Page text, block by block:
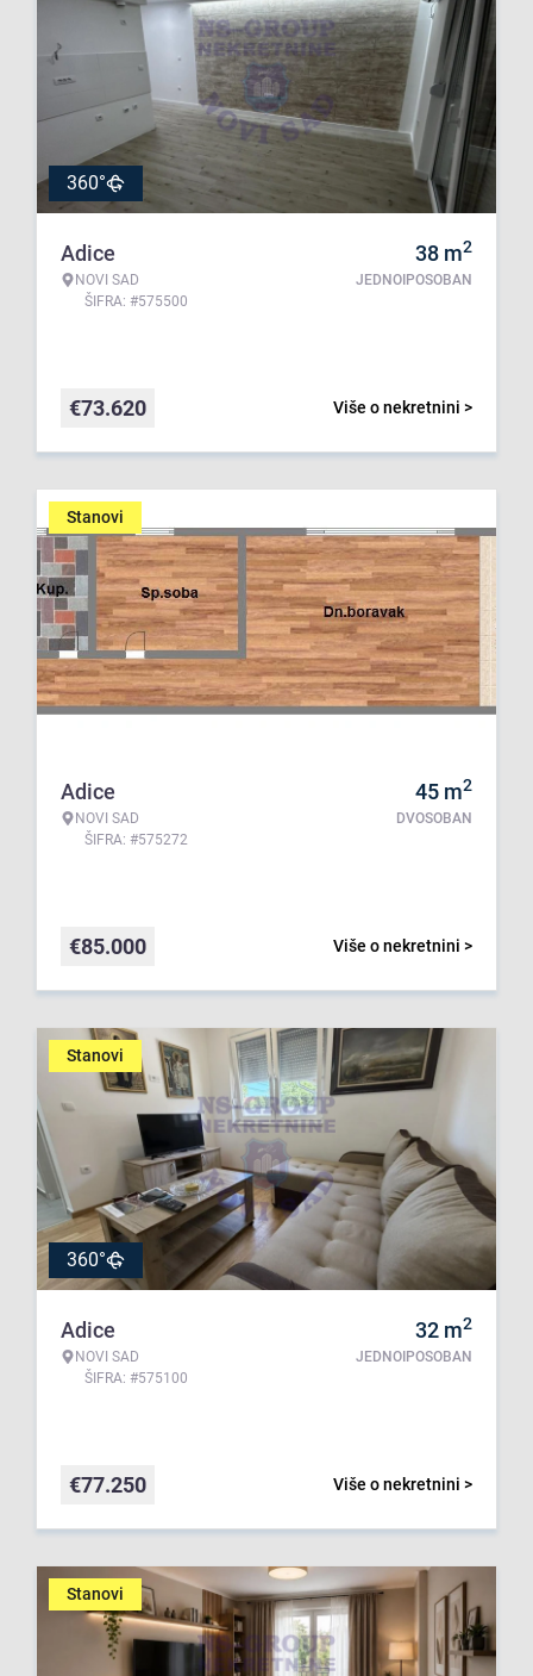
360°
Adice
NOVI SAD
ŠIFRA: #575500
38 m2
JEDNOIPOSOBAN
Više o nekretnini >
€73.620
Stanovi
Adice
NOVI SAD
ŠIFRA: #575272
45 m2
DVOSOBAN
Više o nekretnini >
€85.000
Stanovi
360°
Adice
NOVI SAD
ŠIFRA: #575100
32 m2
JEDNOIPOSOBAN
Više o nekretnini >
€77.250
Stanovi